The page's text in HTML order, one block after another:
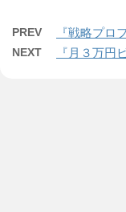
PREV 『戦略プロ
NEXT 『月３万円